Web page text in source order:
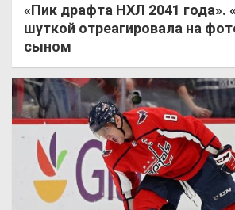
«Пик драфта НХЛ 2041 года».
шуткой отреагировала на
сыном